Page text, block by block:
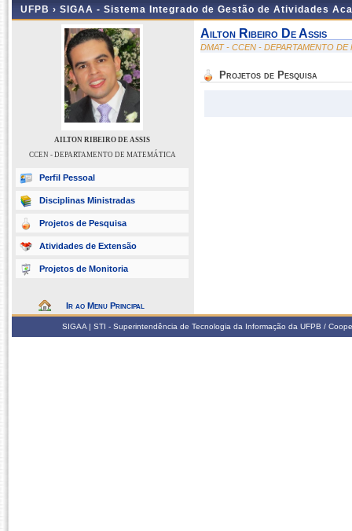
UFPB › SIGAA - Sistema Integrado de Gestão de Atividades
AILTON RIBEIRO DE ASSIS
CCEN - DEPARTAMENTO DE MATEMÁTICA
Perfil Pessoal
Disciplinas Ministradas
Projetos de Pesquisa
Atividades de Extensão
Projetos de Monitoria
Ir ao Menu Principal
Ailton Ribeiro De Assis
DMAT - CCEN - DEPARTAMENTO DE
Projetos de Pesquisa
SIGAA | STI - Superintendência de Tecnologia da Informação da UFPB /